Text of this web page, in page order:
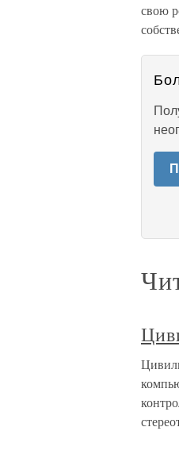
свою